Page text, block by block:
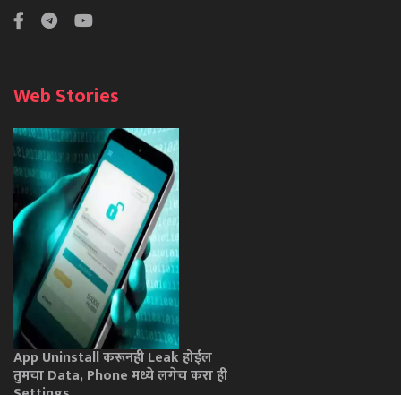
Web Stories
App Uninstall करूनही Leak होईल
तुमचा Data, Phone मध्ये लगेच करा ही